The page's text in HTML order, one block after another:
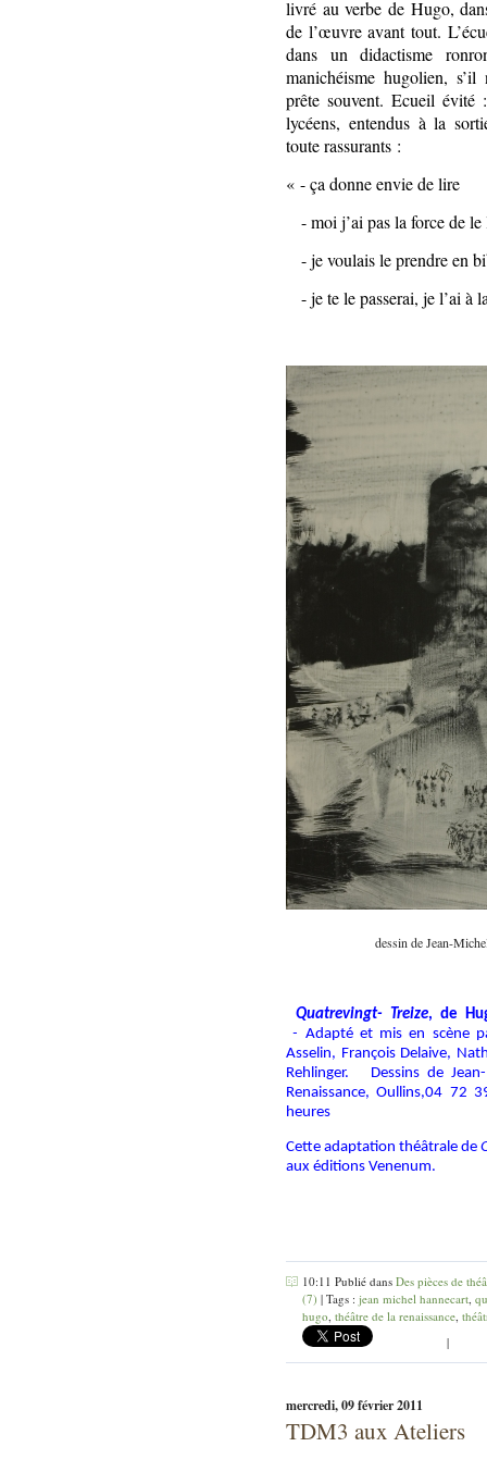
livré au verbe de Hugo,
de l’œuvre avant tout.
dans un didactisme
manichéisme hugolien, s’il
prête souvent. Ecueil
lycéens, entendus à la
toute rassurants :
« - ça donne envie de lire
- moi j’ai pas la force de
- je voulais le prendre en
- je te le passerai, je l’ai
dessin de Jean-
Quatrevingt- Treize, de
- Adapté et mis en scène
Asselin, François Delaive,
Rehlinger. Dessins de
Renaissance, Oullins,04 72
heures
Cette adaptation théâtrale de
aux éditions Venenum.
10:11 Publié dans Des pièces de
(7) | Tags : jean michel hannecart,
hugo, théâtre de la renaissance,
|
mercredi, 09 février 2011
TDM3 aux Ateliers